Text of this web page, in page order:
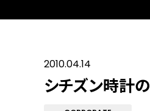
2010.04.14
シチズン時計